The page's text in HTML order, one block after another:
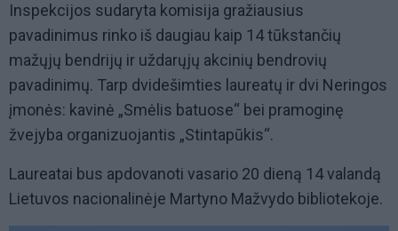
Inspekcijos sudaryta komisija gražiausius
pavadinimus rinko iš daugiau kaip 14 tūkstančių
mažųjų bendrijų ir uždarųjų akcinių bendrovių
pavadinimų. Tarp dvidešimties laureatų ir dvi Neringos
įmonės: kavinė „Smėlis batuose“ bei pramoginę
žvejyba organizuojantis „Stintapūkis“.
Laureatai bus apdovanoti vasario 20 dieną 14 valandą
Lietuvos nacionalinėje Martyno Mažvydo bibliotekoje.